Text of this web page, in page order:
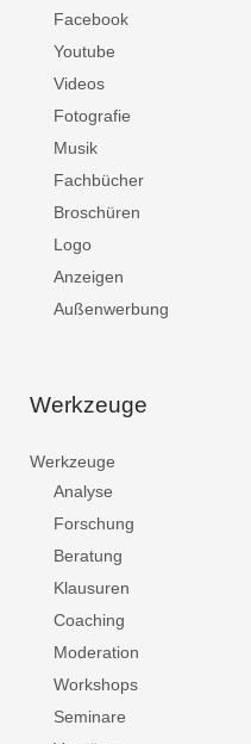
Facebook
Youtube
Videos
Fotografie
Musik
Fachbücher
Broschüren
Logo
Anzeigen
Außenwerbung
Werkzeuge
Werkzeuge
Analyse
Forschung
Beratung
Klausuren
Coaching
Moderation
Workshops
Seminare